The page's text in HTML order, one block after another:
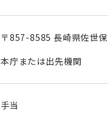
〒857-8585 長崎県佐世
本庁または出先機関
手当